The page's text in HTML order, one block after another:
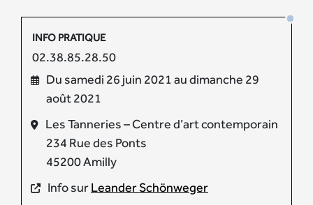
INFO PRATIQUE
02.38.85.28.50
Du samedi 26 juin 2021 au dimanche 29
août 2021
Les Tanneries – Centre d’art contemporain
234 Rue des Ponts
45200 Amilly
Info surLeander Schönweger